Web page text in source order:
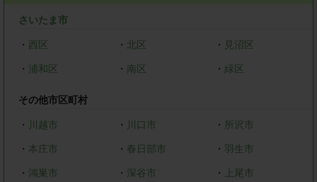
さいたま市
・ 西区 ・ 北区 ・ 見沼区
・ 浦和区 ・ 南区 ・ 緑区
その他市区町村
・ 川越市 ・ 川口市 ・ 所沢市
・ 本庄市 ・ 春日部市 ・羽生市
・ 鴻巣市 ・ 深谷市 ・ 上尾市